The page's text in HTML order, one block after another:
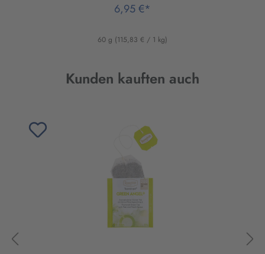
6,95 €*
60 g (115,83 € / 1 kg)
Produktgalerie überspringen
Kunden kauften auch